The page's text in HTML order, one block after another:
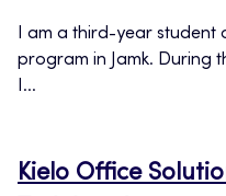
I am a third-year student
program in Jamk. During
I...
Kielo Office